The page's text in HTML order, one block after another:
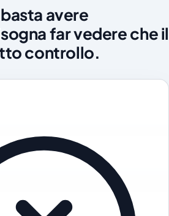
avere
far vedere che il
controllo.